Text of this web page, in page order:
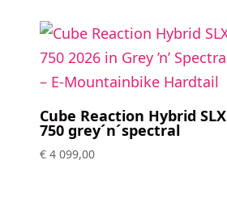
Cube Reaction Hybrid SLX
750 grey´n´spectral
€ 4 099,00